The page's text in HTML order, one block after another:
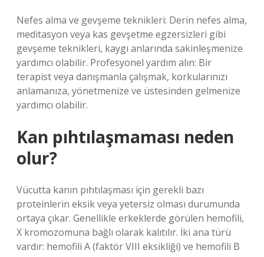
Nefes alma ve gevşeme teknikleri: Derin nefes alma,
meditasyon veya kas gevşetme egzersizleri gibi
gevşeme teknikleri, kaygı anlarında sakinleşmenize
yardımcı olabilir. Profesyonel yardım alın: Bir
terapist veya danışmanla çalışmak, korkularınızı
anlamanıza, yönetmenize ve üstesinden gelmenize
yardımcı olabilir.
Kan pıhtılaşmaması neden
olur?
Vücutta kanın pıhtılaşması için gerekli bazı
proteinlerin eksik veya yetersiz olması durumunda
ortaya çıkar. Genellikle erkeklerde görülen hemofili,
X kromozomuna bağlı olarak kalıtılır. İki ana türü
vardır: hemofili A (faktör VIII eksikliği) ve hemofili B